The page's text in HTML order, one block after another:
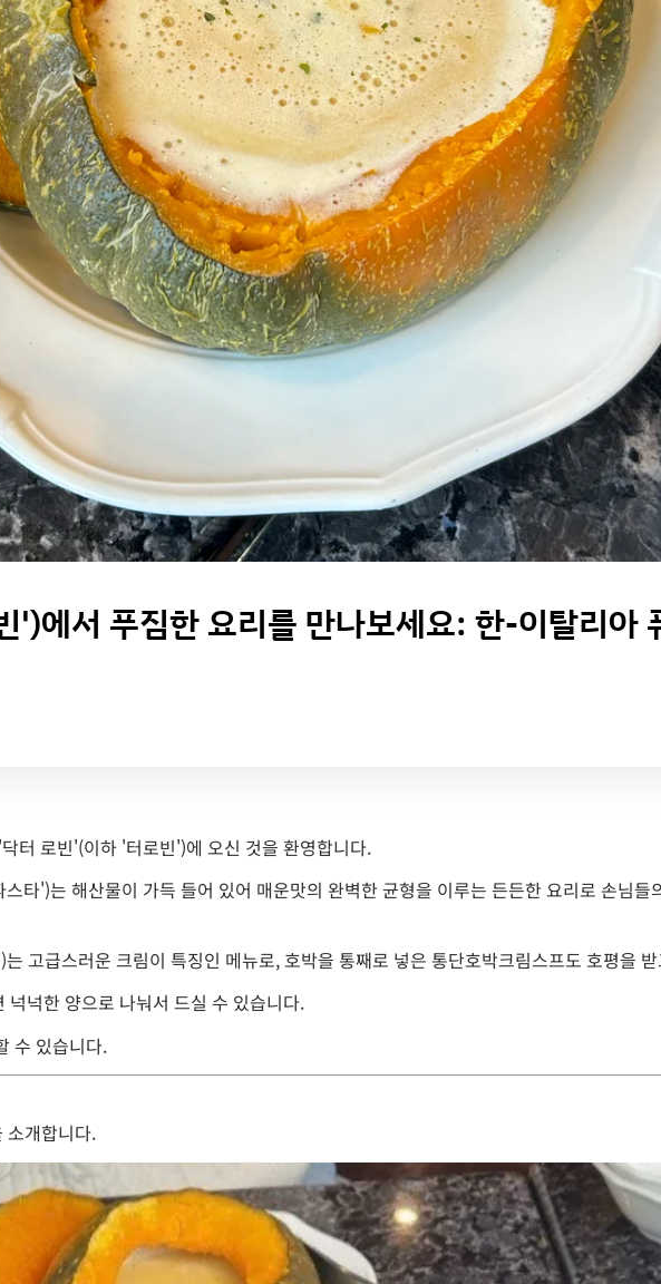
')에서 푸짐한 요리를 만나보세요: 한-이탈리아
터 로빈'(이하 '터로빈')에 오신 것을 환영합니다.
타')는 해산물이 가득 들어 있어 매운맛의 완벽한 균형을 이루는 든든한 요리로 손님들
고급스러운 크림이 특징인 메뉴로, 호박을 통째로 넣은 통단호박크림스프도 호평을
넉한 양으로 나눠서 드실 수 있습니다.
수 있습니다.
소개합니다.